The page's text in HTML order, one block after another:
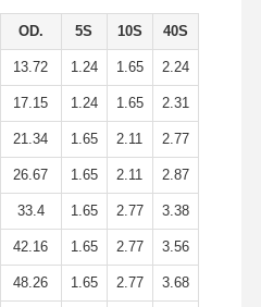
inossidabile
OD. 5S 10S 40S
13.72 1.24 1.65 2.24
17.15 1.24 1.65 2.31
21.34 1.65 2.11 2.77
26.67 1.65 2.11 2.87
33.4 1.65 2.77 3.38
42.16 1.65 2.77 3.56
48.26 1.65 2.77 3.68